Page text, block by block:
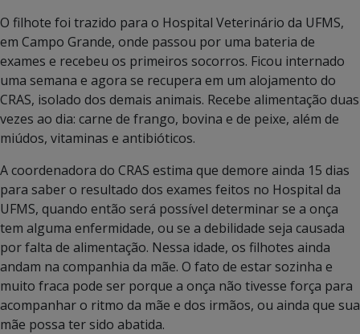
O filhote foi trazido para o Hospital Veterinário da UFMS,
em Campo Grande, onde passou por uma bateria de
exames e recebeu os primeiros socorros. Ficou internado
uma semana e agora se recupera em um alojamento do
CRAS, isolado dos demais animais. Recebe alimentação duas
vezes ao dia: carne de frango, bovina e de peixe, além de
miúdos, vitaminas e antibióticos.
A coordenadora do CRAS estima que demore ainda 15 dias
para saber o resultado dos exames feitos no Hospital da
UFMS, quando então será possível determinar se a onça
tem alguma enfermidade, ou se a debilidade seja causada
por falta de alimentação. Nessa idade, os filhotes ainda
andam na companhia da mãe. O fato de estar sozinha e
muito fraca pode ser porque a onça não tivesse força para
acompanhar o ritmo da mãe e dos irmãos, ou ainda que sua
mãe possa ter sido abatida.